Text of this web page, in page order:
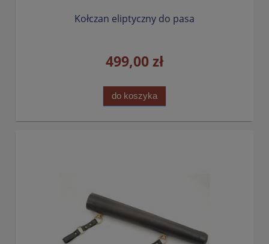
Kołczan eliptyczny do pasa
499,00 zł
do koszyka